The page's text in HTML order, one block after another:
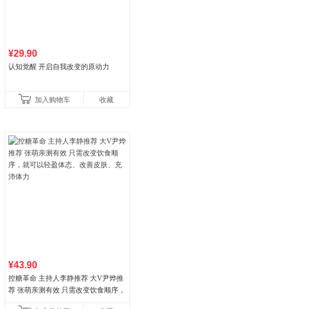
¥29.90
认知觉醒 开启自我改变的原动力
加入购物车 收藏
¥43.90
控糖革命 主持人李静推荐 大V尹烨推
荐 张萌亲测有效 只需改变饮食顺序，